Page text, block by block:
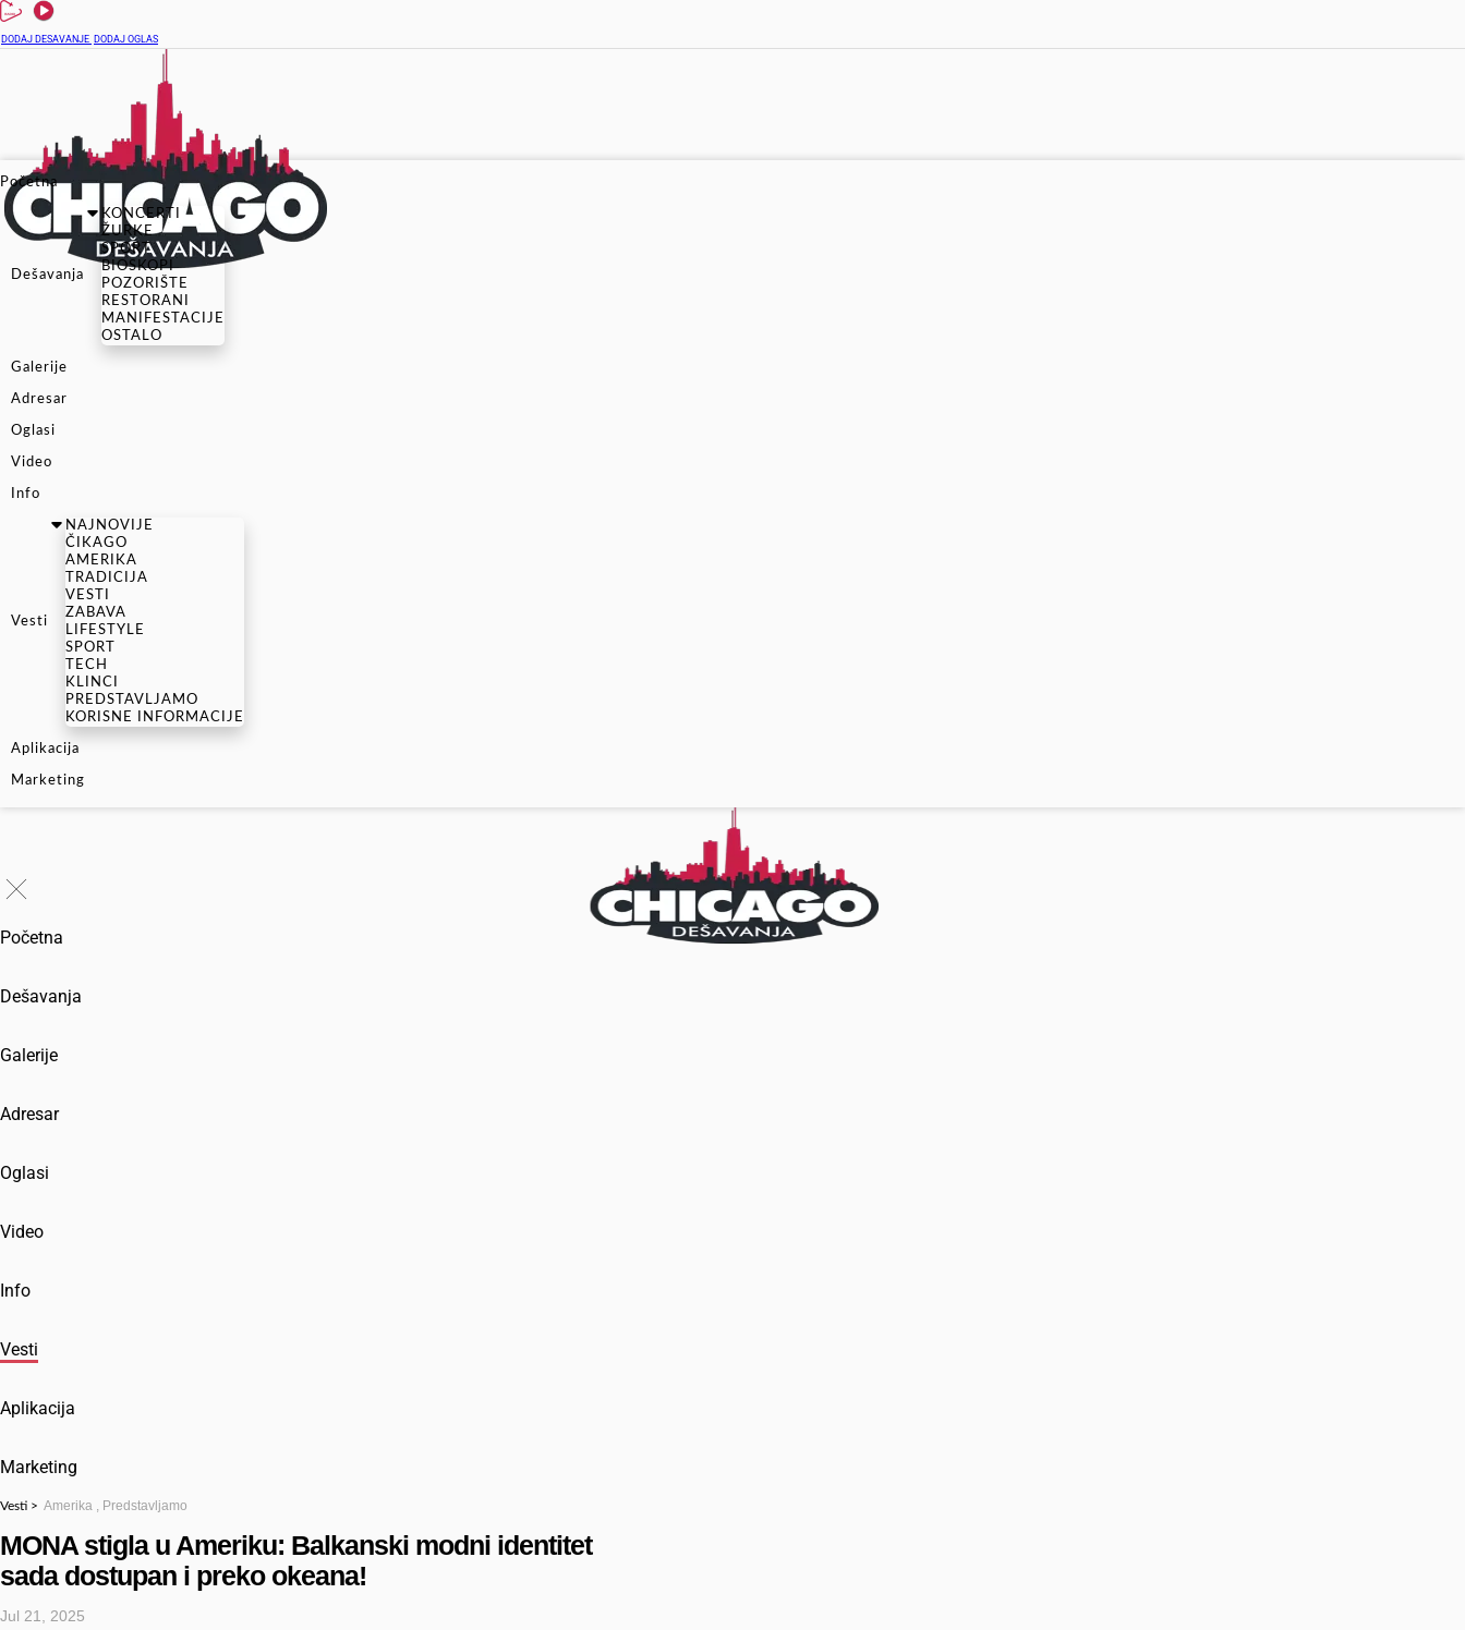
DODAJ DESAVANJE DODAJ OGLAS
Početna
Dešavanja
KONCERTI
ŽURKE
SPORT
BIOSKOPI
POZORIŠTE
RESTORANI
MANIFESTACIJE
OSTALO
Galerije
Adresar
Oglasi
Video
Info
Vesti
NAJNOVIJE
ČIKAGO
AMERIKA
TRADICIJA
VESTI
ZABAVA
LIFESTYLE
SPORT
TECH
KLINCI
PREDSTAVLJAMO
KORISNE INFORMACIJE
Aplikacija
Marketing
Početna
Dešavanja
Galerije
Adresar
Oglasi
Video
Info
Vesti
Aplikacija
Marketing
Vesti > Amerika , Predstavljamo
MONA stigla u Ameriku: Balkanski modni identitet
sada dostupan i preko okeana!
Jul 21, 2025